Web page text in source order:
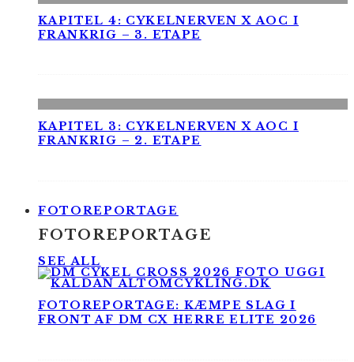
KAPITEL 4: CYKELNERVEN X AOC I
FRANKRIG – 3. ETAPE
KAPITEL 3: CYKELNERVEN X AOC I
FRANKRIG – 2. ETAPE
FOTOREPORTAGE
FOTOREPORTAGE
SEE ALL
FOTOREPORTAGE: KÆMPE SLAG I
FRONT AF DM CX HERRE ELITE 2026